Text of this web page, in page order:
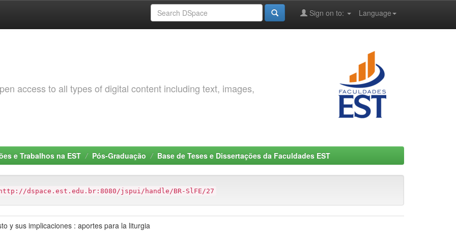
Language
Sign on to:
access to all types of digital content including text, images,
e Trabalhos na EST Pós-Graduação Base de Teses e Dissertações da Faculdades EST
dspace.est.edu.br:8080/jspui/handle/BR-SlFE/27
y sus implicaciones : aportes para la liturgia